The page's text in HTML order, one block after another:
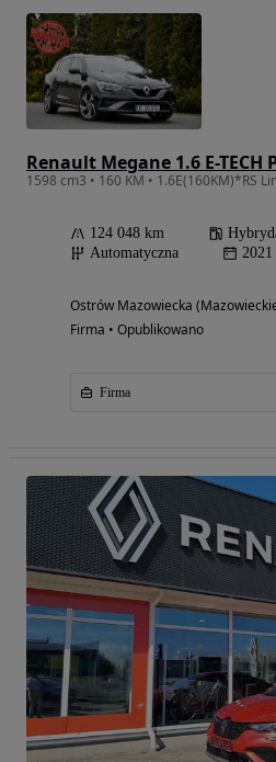
Renault Megane 1.6 E-TECH
124 048 km
Automatyczna
2021
Ostrów Mazowiecka
Firma • Opublikowano
Firma